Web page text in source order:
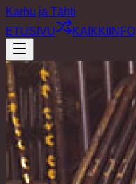
Karhu ja Tähti
ETUSIVU
KAIKKI INFO